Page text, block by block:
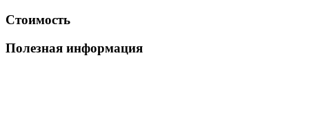
Стоимость
Полезная информация